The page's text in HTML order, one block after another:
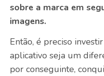
sobre a marca em
imagens.
Então, é preciso
aplicativo seja um
por conseguinte,